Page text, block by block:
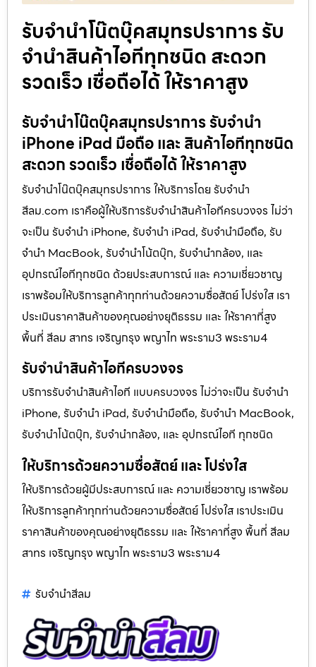
รับจำนำโน๊ตบุ๊คสมุทรปราการ รับ
จำนำสินค้าไอทีทุกชนิด สะดวก
รวดเร็ว เชื่อถือได้ ให้ราคาสูง
รับจำนำโน๊ตบุ๊คสมุทรปราการ รับจำนำ
iPhone iPad มือถือ และ สินค้าไอทีทุกชนิด
สะดวก รวดเร็ว เชื่อถือได้ ให้ราคาสูง
รับจำนำโน๊ตบุ๊คสมุทรปราการ ให้บริการโดย รับจํานํา
สีลม.com เราคือผู้ให้บริการรับจำนำสินค้าไอทีครบวงจร ไม่ว่า
จะเป็น รับจำนำ iPhone, รับจำนำ iPad, รับจำนำมือถือ, รับ
จำนำ MacBook, รับจำนำโน้ตบุ๊ก, รับจำนำกล้อง, และ
อุปกรณ์ไอทีทุกชนิด ด้วยประสบการณ์ และ ความเชี่ยวชาญ
เราพร้อมให้บริการลูกค้าทุกท่านด้วยความซื่อสัตย์ โปร่งใส เรา
ประเมินราคาสินค้าของคุณอย่างยุติธรรม และ ให้ราคาที่สูง
พื้นที่ สีลม สาทร เจริญกรุง พญาไท พระราม3 พระราม4
รับจำนำสินค้าไอทีครบวงจร
บริการรับจำนำสินค้าไอที แบบครบวงจร ไม่ว่าจะเป็น รับจำนำ
iPhone, รับจำนำ iPad, รับจำนำมือถือ, รับจำนำ MacBook,
รับจำนำโน้ตบุ๊ก, รับจำนำกล้อง, และ อุปกรณ์ไอที ทุกชนิด
ให้บริการด้วยความซื่อสัตย์ และ โปร่งใส
ให้บริการด้วยผู้มีประสบการณ์ และ ความเชี่ยวชาญ เราพร้อม
ให้บริการลูกค้าทุกท่านด้วยความซื่อสัตย์ โปร่งใส เราประเมิน
ราคาสินค้าของคุณอย่างยุติธรรม และ ให้ราคาที่สูง พื้นที่ สีลม
สาทร เจริญกรุง พญาไท พระราม3 พระราม4
รับจํานําสีลม